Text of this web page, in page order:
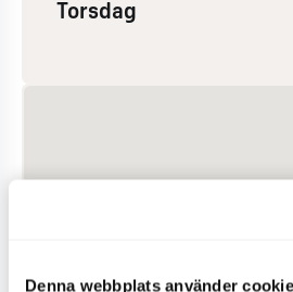
Denna webbplats använder
Torsdag